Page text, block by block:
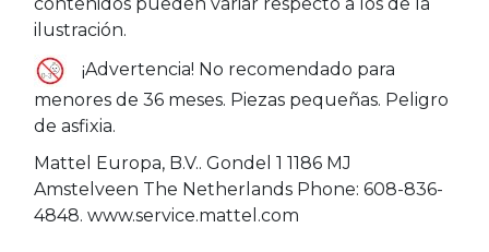
ilustración.
¡Advertencia! No recomendado para
menores de 36 meses. Piezas pequeñas. Peligro
de asfixia.
Mattel Europa, B.V.. Gondel 1 1186 MJ
Amstelveen The Netherlands Phone: 608-836-
4848. www.service.mattel.com